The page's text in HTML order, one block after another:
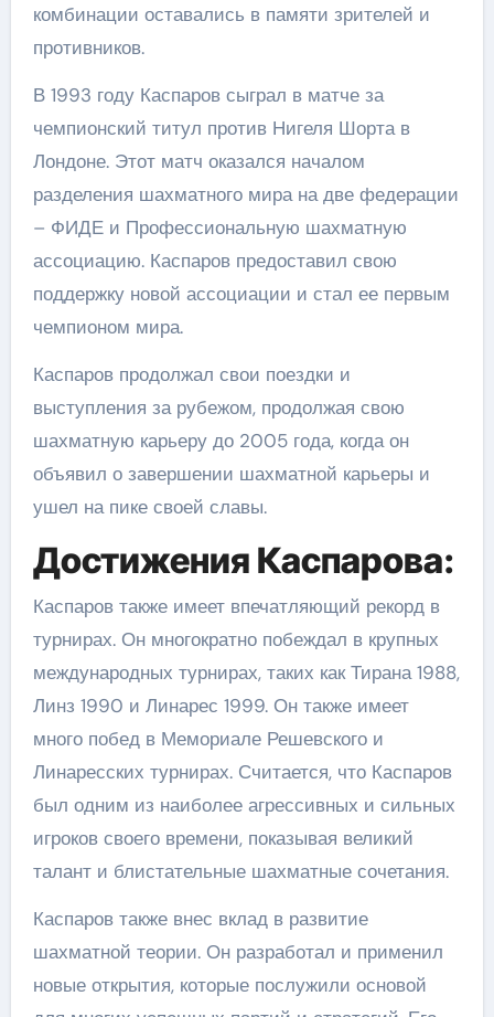
комбинации оставались в памяти зрителей и
противников.
В 1993 году Каспаров сыграл в матче за
чемпионский титул против Нигеля Шорта в
Лондоне. Этот матч оказался началом
разделения шахматного мира на две федерации
– ФИДЕ и Профессиональную шахматную
ассоциацию. Каспаров предоставил свою
поддержку новой ассоциации и стал ее первым
чемпионом мира.
Каспаров продолжал свои поездки и
выступления за рубежом, продолжая свою
шахматную карьеру до 2005 года, когда он
объявил о завершении шахматной карьеры и
ушел на пике своей славы.
Достижения Каспарова:
Каспаров также имеет впечатляющий рекорд в
турнирах. Он многократно побеждал в крупных
международных турнирах, таких как Тирана 1988,
Линз 1990 и Линарес 1999. Он также имеет
много побед в Мемориале Решевского и
Линаресских турнирах. Считается, что Каспаров
был одним из наиболее агрессивных и сильных
игроков своего времени, показывая великий
талант и блистательные шахматные сочетания.
Каспаров также внес вклад в развитие
шахматной теории. Он разработал и применил
новые открытия, которые послужили основой